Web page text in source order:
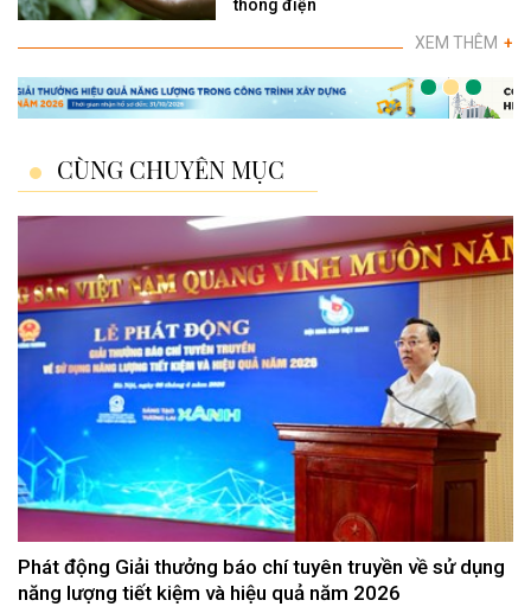
thông điện
XEM THÊM +
CÙNG CHUYÊN MỤC
Phát động Giải thưởng báo chí tuyên truyền về sử dụng
năng lượng tiết kiệm và hiệu quả năm 2026